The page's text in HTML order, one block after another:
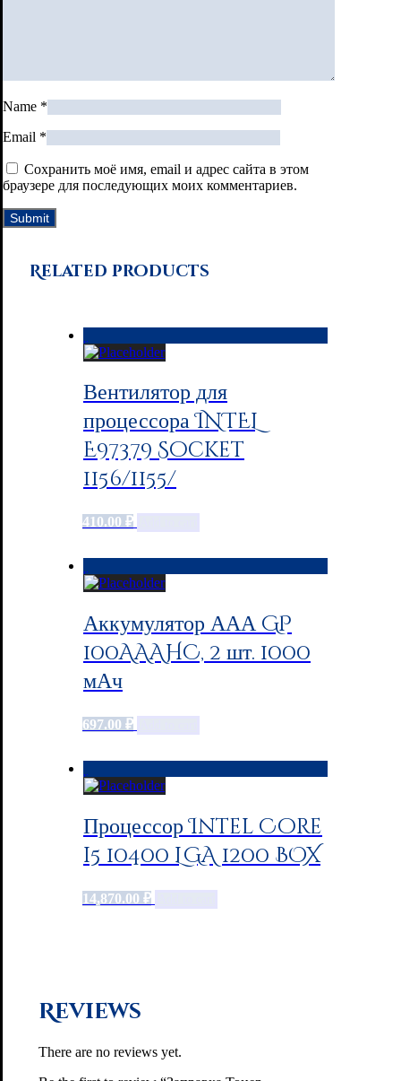
Name *
Email *
Сохранить моё имя, email и адрес сайта в этом
браузере для последующих моих комментариев.
Related products
Вентилятор для
процессора INTEL
E97379 Socket
1156/1155/
410.00 ₽
Аккумулятор ААА GP
100AAAHC, 2 шт. 1000
мАч
697.00 ₽
Процессор Intel Core
i5 10400 LGA 1200 BOX
14,870.00 ₽
Reviews
There are no reviews yet.